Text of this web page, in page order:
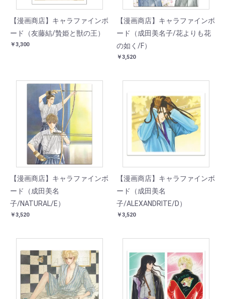
【漫画商店】キャラファインボ
ード（友藤結/贄姫と獣の王）
￥3,300
【漫画商店】キャラファインボ
ード（成田美名子/花よりも花
の如く/F）
￥3,520
【漫画商店】キャラファインボ
ード（成田美名
子/NATURAL/E）
￥3,520
【漫画商店】キャラファインボ
ード（成田美名
子/ALEXANDRITE/D）
￥3,520